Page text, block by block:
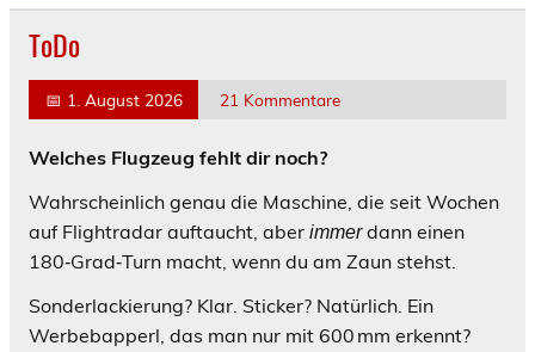
ToDo
📅 1. August 2026 21 Kommentare
Welches Flugzeug fehlt dir noch?
Wahrscheinlich genau die Maschine, die seit Wochen
auf Flightradar auftaucht, aber immerdann einen
180‑Grad‑Turn macht, wenn du am Zaun stehst.
Sonderlackierung? Klar. Sticker? Natürlich. Ein
Werbebapperl, das man nur mit 600 mm erkennt?